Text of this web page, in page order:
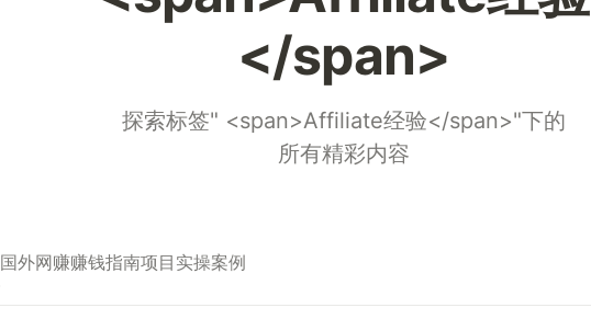
</span>
探索标签" <span>Affiliate经验</span>"下的
所有精彩内容
国外网赚赚钱指南项目实操案例